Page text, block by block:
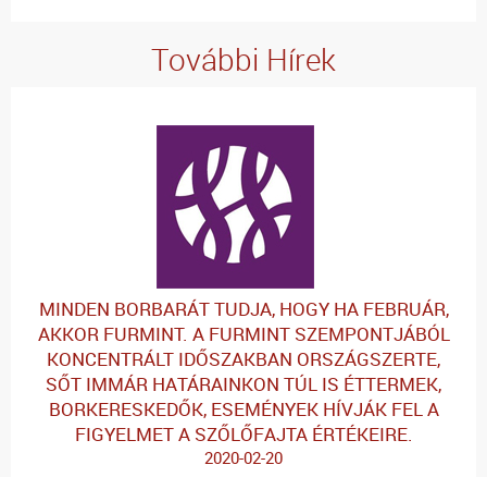
További Hírek
MINDEN BORBARÁT TUDJA, HOGY HA FEBRUÁR,
AKKOR FURMINT. A FURMINT SZEMPONTJÁBÓL
KONCENTRÁLT IDŐSZAKBAN ORSZÁGSZERTE,
SŐT IMMÁR HATÁRAINKON TÚL IS ÉTTERMEK,
BORKERESKEDŐK, ESEMÉNYEK HÍVJÁK FEL A
FIGYELMET A SZŐLŐFAJTA ÉRTÉKEIRE.
2020-02-20